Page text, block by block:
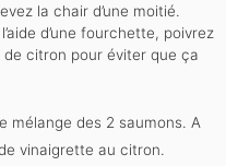
la chair d’une moitié.
d’une fourchette, poivrez
citron pour éviter que ça
mélange des 2 saumons. A
vinaigrette au citron.